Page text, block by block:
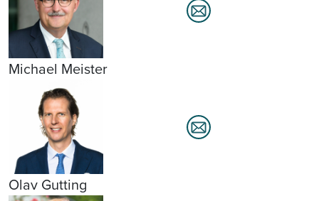
Michael Meister
Olav Gutting